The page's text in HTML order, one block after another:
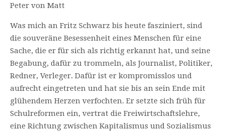
Peter von Matt
Was mich an Fritz Schwarz bis heute fasziniert, sind
die souveräne Besessenheit eines Menschen für eine
Sache, die er für sich als richtig erkannt hat, und seine
Begabung, dafür zu trommeln, als Journalist, Politiker,
Redner, Verleger. Dafür ist er kompromisslos und
aufrecht eingetreten und hat sie bis an sein Ende mit
glühendem Herzen verfochten. Er setzte sich früh für
Schulreformen ein, vertrat die Freiwirtschaftslehre,
eine Richtung zwischen Kapitalismus und Sozialismus